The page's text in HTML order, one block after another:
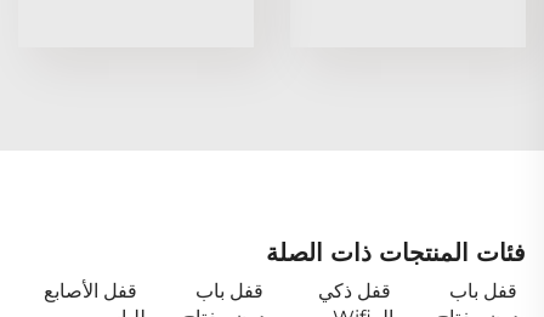
فئات المنتجات ذات الصلة
قفل باب
قفل ذكي
قفل باب
قفل الأصابع